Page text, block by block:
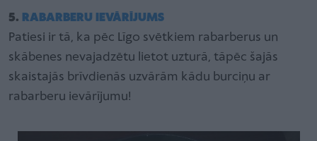
5. RABARBERU IEVĀRĪJUMS
Patiesi ir tā, ka pēc Līgo svētkiem rabarberus un
skābenes nevajadzētu lietot uzturā, tāpēc šajās
skaistajās brīvdienās uzvārām kādu burciņu ar
rabarberu ievārījumu!